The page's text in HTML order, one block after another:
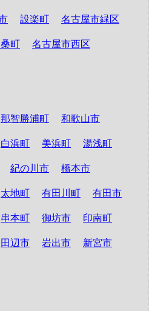
設楽町 名古屋市緑区
町 名古屋市西区
那智勝浦町 和歌山市
白浜町 美浜町 湯浅町
紀の川市 橋本市
太地町 有田川町 有田市
串本町 御坊市 印南町
田辺市 岩出市 新宮市